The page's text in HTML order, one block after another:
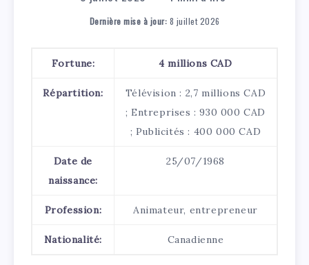
Dernière mise à jour: 8 juillet 2026
Fortune: 4 millions CAD
Répartition:
Télévision : 2,7 millions CAD
; Entreprises : 930 000 CAD
; Publicités : 400 000 CAD
Date de
naissance:
25/07/1968
Profession: Animateur, entrepreneur
Nationalité: Canadienne